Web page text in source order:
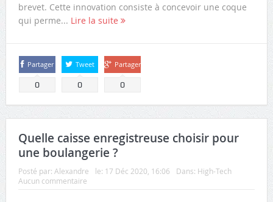
brevet. Cette innovation consiste à concevoir une coque
qui perme... Lire la suite
Partager
0
Tweet
0
Partager
0
Quelle caisse enregistreuse choisir pour
une boulangerie ?
Posté par: Alexandre le: 17 Déc 2020, 16:06 Dans: High-Tech
Aucun commentaire